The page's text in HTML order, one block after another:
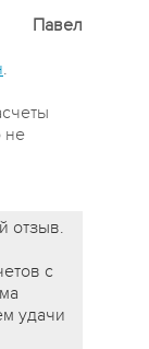
Павел
.
не
отзыв.
с
удачи